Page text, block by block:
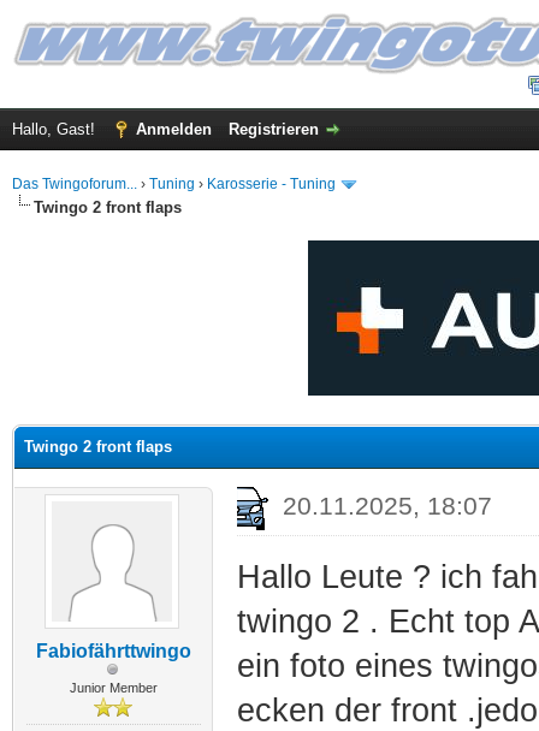
Hallo, Gast! Anmelden Registrieren
Das Twingoforum... › Tuning › Karosserie - Tuning
Twingo 2 front flaps
Twingo 2 front flaps
Fabiofährttwingo
Junior Member
20.11.2025, 18:07
Hallo Leute ? ich
twingo 2 . Echt top
ein foto eines
ecken der front